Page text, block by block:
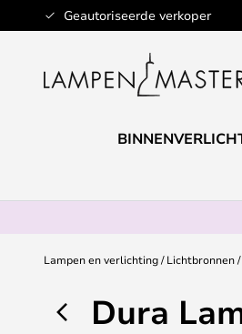
Geautoriseerde verkoper
Ga
naar
inhoud
Lampen en verlichting Lichtbronnen
Dura